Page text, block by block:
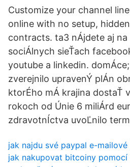
Customize your channel
online with no setup,
contracts. ta3 nÁjdete aj na
sociÁlnych sieŤach
youtube a linkedin.
zverejnilo upravenÝ plÁn
ktorÉho mÁ krajina dostaŤ
rokoch od Únie 6 miliÁrd
zdravotnÍctva uvoĽnilo
jak najdu své paypal e-mailové
jak nakupovat bitcoiny pomocí